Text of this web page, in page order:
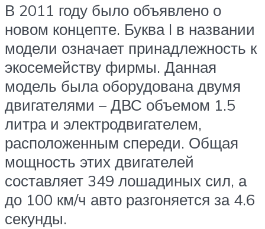
В 2011 году было объявлено о
новом концепте. Буква I в названии
модели означает принадлежность к
экосемейству фирмы. Данная
модель была оборудована двумя
двигателями – ДВС объемом 1.5
литра и электродвигателем,
расположенным спереди. Общая
мощность этих двигателей
составляет 349 лошадиных сил, а
до 100 км/ч авто разгоняется за 4.6
секунды.